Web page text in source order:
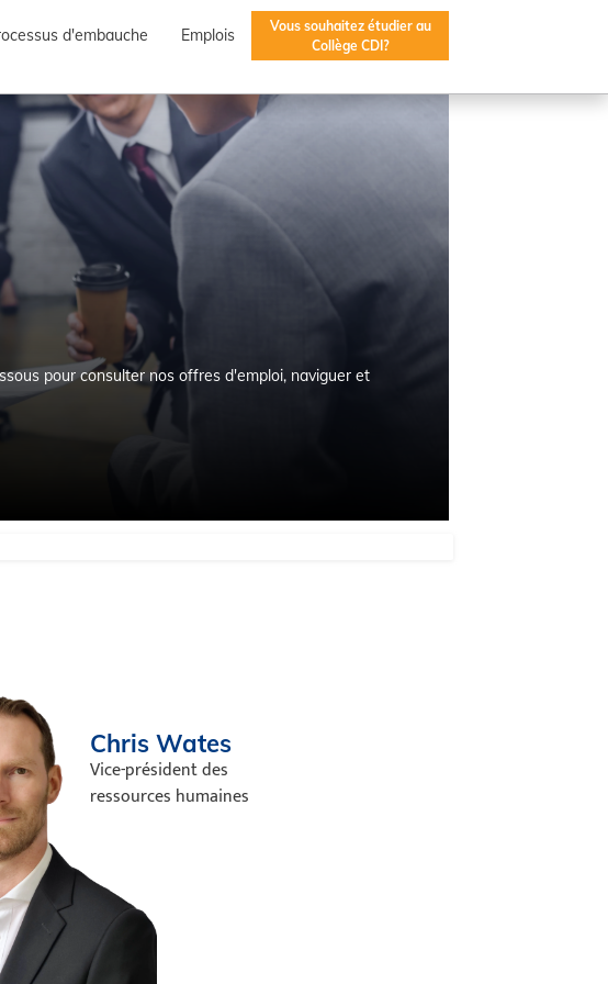
d'embauche Emplois
Vous souhaitez étudier au
Collège CDI?
pour consulter nos offres d'emploi, naviguer et
Chris Wates
Vice-président des
ressources humaines